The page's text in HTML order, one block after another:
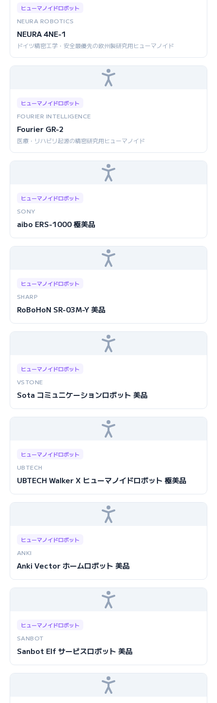
ヒューマノイドロボット
NEURA ROBOTICS
NEURA 4NE-1
ドイツ精密工学・安全最優先の欧州製研究用ヒューマノイド
ヒューマノイドロボット
FOURIER INTELLIGENCE
Fourier GR-2
医療・リハビリ起源の精密研究用ヒューマノイド
ヒューマノイドロボット
SONY
aibo ERS-1000 極美品
ヒューマノイドロボット
SHARP
RoBoHoN SR-03M-Y 美品
ヒューマノイドロボット
VSTONE
Sota コミュニケーションロボット 美品
ヒューマノイドロボット
UBTECH
UBTECH Walker X ヒューマノイドロボット 極美品
ヒューマノイドロボット
ANKI
Anki Vector ホームロボット 美品
ヒューマノイドロボット
SANBOT
Sanbot Elf サービスロボット 美品